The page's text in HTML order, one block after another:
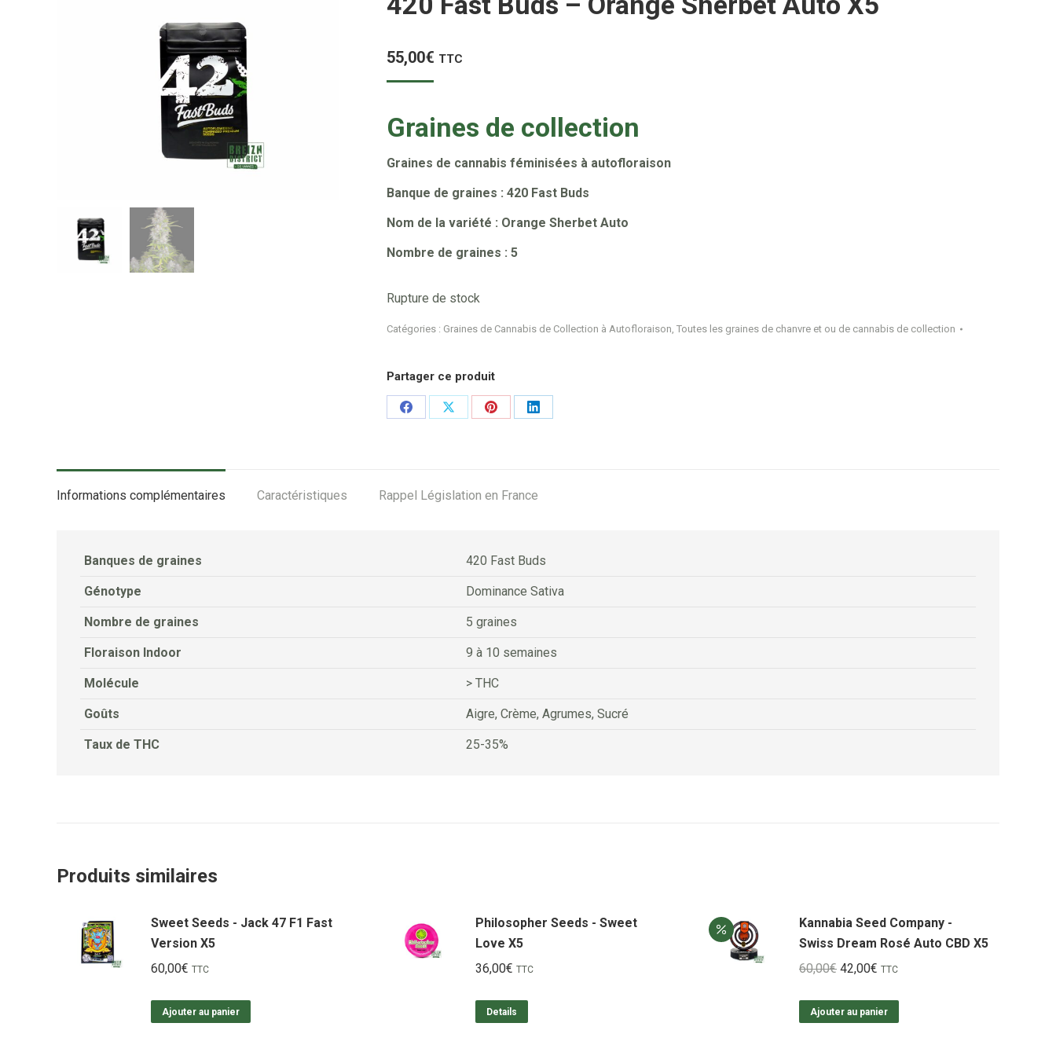
55,00€ TTC
Graines de collection
Graines de cannabis féminisées à autofloraison
Banque de graines : 420 Fast Buds
Nom de la variété : Orange Sherbet Auto
Nombre de graines : 5
Rupture de stock
Catégories : Graines de Cannabis de Collection à Autofloraison, Toutes les graines de chanvre et ou de cannabis de collection
Partager ce produit
Share
Share
Share
Share
Informations complémentaires Caractéristiques Rappel Législation en France
Banques de graines 420 Fast Buds
Génotype Dominance Sativa
Nombre de graines 5 graines
Floraison Indoor 9 à 10 semaines
Molécule > THC
Goûts Aigre, Crème, Agrumes, Sucré
Taux de THC 25-35%
Produits similaires
Sweet Seeds - Jack 47 F1 Fast
Version X5
60,00€ TTC
Ajouter au panier
Philosopher Seeds - Sweet
Love X5
36,00€ TTC
Details
Kannabia Seed Company -
Swiss Dream Rosé Auto CBD X5
60,00€ Le
initial
42,00€ Le
actuel
TTC
Ajouter au panier